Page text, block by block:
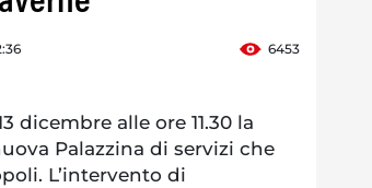
6453
dicembre alle ore 11.30 la
Palazzina di servizi che
L’intervento di